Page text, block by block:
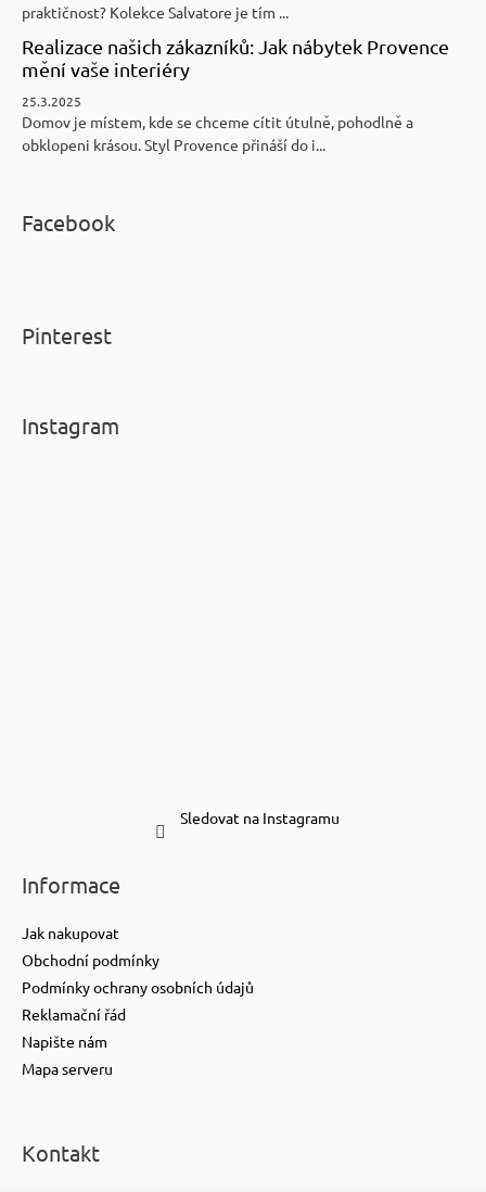
praktičnost? Kolekce Salvatore je tím ...
Realizace našich zákazníků: Jak nábytek Provence
mění vaše interiéry
25.3.2025
Domov je místem, kde se chceme cítit útulně, pohodlně a
obklopeni krásou. Styl Provence přináší do i...
Facebook
Pinterest
Instagram
Sledovat na Instagramu
Informace
Jak nakupovat
Obchodní podmínky
Podmínky ochrany osobních údajů
Reklamační řád
Napište nám
Mapa serveru
Kontakt